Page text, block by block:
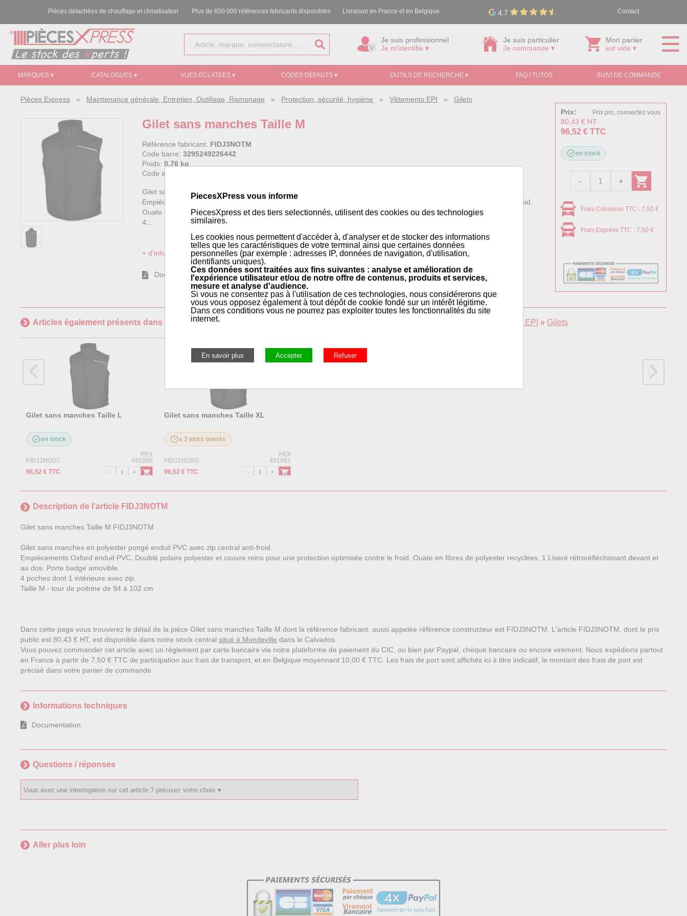
Pièces détachées de chauffage et climatisation Plus de 650 000 références fabricants disponibles Livraison en France et en Belgique 4.7 Contact
Je suis professionnel
Je m'identifie ▾
Je suis particulier
Je commande ▾
Mon panier
est vide ▾
MARQUES ▾ CATALOGUES ▾ VUES ÉCLATÉES ▾ CODES DÉFAUTS ▾ OUTILS DE RECHERCHE ▾ FAQ / TUTOS SUIVI DE COMMANDE
Pièces Express » Maintenance générale, Entretien, Outillage, Ramonage » Protection, sécurité, hygiène »Vêtements EPI »Gilets
Gilet sans manches Taille M
Référence fabricant: FIDJ3NOTM
Code barre: 3295249226442
Poids: 0.76 kg
Code article Pièces Express:
Gilet sans manches en polyester pongé enduit PVC avec zip central anti-froid.
Empiècements Oxford enduit PVC. Doublé polaire polyester et couvre reins pour une protection optimisée contre le froid.
Ouate en fibres de polyester recyclées. 1 Liseré rétroréfléchissant devant et au dos. Porte badge amovible.
4...
+ d'informations sur l'article
Documentation
Prix: Prix pro, connectez vous
80,43 € HT
96,52 € TTC
en stock
Frais Colissimo TTC : 7,50 €
Frais Express TTC : 7,50 €
Articles également présents dans Maintenance générale, Entretien, Outillage, Ramonage Vêtements EPI » Gilets
Gilet sans manches Taille L
en stock
PEX
FIDJ3NOGT
491980
96,52 € TTC
Gilet sans manches Taille XL
± 3 jours ouvrés
PEX
FIDJ2NOXG
491981
96,52 € TTC
Description de l'article FIDJ3NOTM
Gilet sans manches Taille M FIDJ3NOTM
Gilet sans manches en polyester pongé enduit PVC avec zip central anti-froid.
Empiècements Oxford enduit PVC. Doublé polaire polyester et couvre reins pour une protection optimisée contre le froid. Ouate en fibres de polyester recyclées. 1 Liseré rétroréfléchissant devant et
au dos. Porte badge amovible.
4 poches dont 1 intérieure avec zip.
Taille M - tour de poitrine de 94 à 102 cm
Dans cette page vous trouverez le détail de la pièce Gilet sans manches Taille M dont la référence fabricant, aussi appelée référence constructeur est FIDJ3NOTM. L'article FIDJ3NOTM, dont le prix
public est 80,43 € HT, est disponible dans notre stock centralsitué à Mondeville dans le Calvados.
Vous pouvez commander cet article avec un règlement par carte bancaire via notre plateforme de paiement du CIC, ou bien par Paypal, chèque bancaire ou encore virement. Nous expédions partout
en France à partir de 7,50 € TTC de participation aux frais de transport, et en Belgique moyennant 10,00 € TTC. Les frais de port sont affichés ici à titre indicatif, le montant des frais de port est
précisé dans votre panier de commande.
Informations techniques
Documentation
Questions / réponses
Aller plus loin
PiecesXPress vous informe
PiecesXpress et des tiers selectionnés, utilisent des cookies ou des technologies
similaires.
Les cookies nous permettent d'accéder à, d'analyser et de stocker des informations
telles que les caractéristiques de votre terminal ainsi que certaines données
personnelles (par exemple : adresses IP, données de navigation, d'utilisation,
identifiants uniques).
Ces données sont traitées aux fins suivantes : analyse et amélioration de
l'expérience utilisateur et/ou de notre offre de contenus, produits et services,
mesure et analyse d'audience.
Si vous ne consentez pas à l'utilisation de ces technologies, nous considérerons que
vous vous opposez également à tout dépôt de cookie fondé sur un intérêt légitime.
Dans ces conditions vous ne pourrez pas exploiter toutes les fonctionnalités du site
internet.